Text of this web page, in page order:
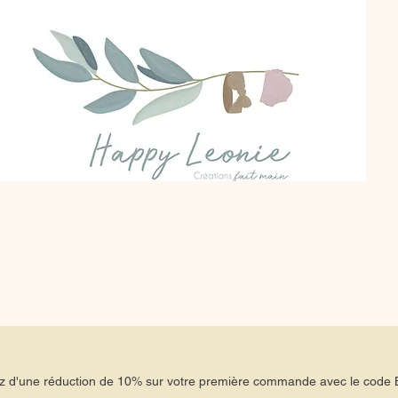
d'une réduction de 10% sur votre première commande avec le code